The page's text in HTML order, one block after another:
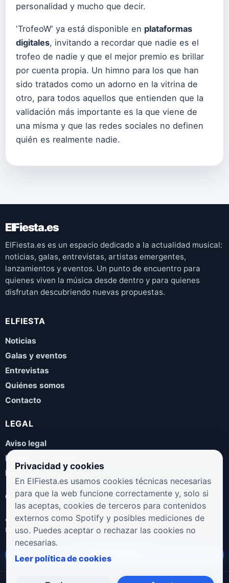
personalidad y mucho que decir.
'TrofeoW' ya está disponible en plataformas
digitales, invitando a recordar que nadie es el
trofeo de nadie y que el mejor premio es brillar
por cuenta propia. Un himno para los que han
sido tratados como un adorno en la vitrina de
otro, para todos aquellos que entienden que la
validación más importante es la que viene de
una misma y que las redes sociales no definen
quién es realmente nadie.
ElFiesta.es
ElFiesta.es es un espacio dedicado a la actualidad musical:
noticias, galas, entrevistas, artistas emergentes,
lanzamientos y eventos. Un punto de encuentro para
quienes viven la música desde dentro y para quienes
disfrutan descubriendo nuevas propuestas.
ELFIESTA
Noticias
Galas y eventos
Entrevistas
Quiénes somos
Contacto
LEGAL
Aviso legal
Política de privacidad
Política de cookies
COLABORA
¿Eres artista, manager, sello o promotor? Envíanos tus
novedades, galas, entrevistas o propuestas musicales.
Enviar propuesta
Privacidad y cookies
En ElFiesta.es usamos cookies técnicas necesarias
para que la web funcione correctamente y, solo si
las aceptas, cookies de terceros para contenidos
externos como Spotify y posibles mediciones de
uso. Puedes aceptar o rechazar las cookies no
necesarias.
Leer política de cookies